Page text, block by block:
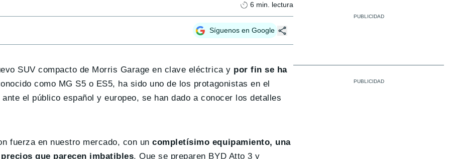
6 min. lectura
Síguenos en Google
SUV compacto de Morris Garage en clave eléctrica y por fin se ha
como MG S5 o ES5, ha sido uno de los protagonistas en el
el público español y europeo, se han dado a conocer los detalles
fuerza en nuestro mercado, con uncompletísimo equipamiento, una
que parecen imbatibles. Que se preparen BYD Atto 3 y